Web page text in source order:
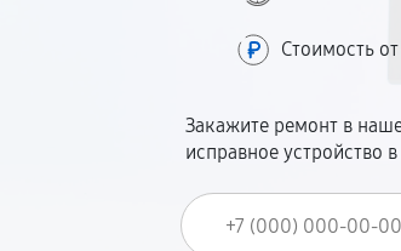
Стоимость
Закажите ремонт в
исправное устройство